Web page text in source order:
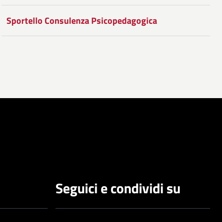
Facebook
su
Twitter
Condividi
su
Sportello Consulenza Psicopedagogica
Seguici e condividi su